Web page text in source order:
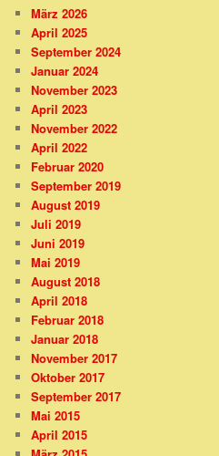
März 2026
April 2025
September 2024
Januar 2024
November 2023
April 2023
November 2022
April 2022
Februar 2020
September 2019
August 2019
Juli 2019
Juni 2019
Mai 2019
August 2018
April 2018
Februar 2018
Januar 2018
November 2017
Oktober 2017
September 2017
Mai 2015
April 2015